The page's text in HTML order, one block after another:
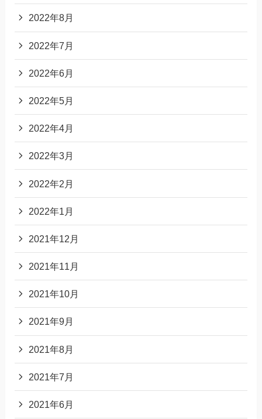
2022年8月
2022年7月
2022年6月
2022年5月
2022年4月
2022年3月
2022年2月
2022年1月
2021年12月
2021年11月
2021年10月
2021年9月
2021年8月
2021年7月
2021年6月